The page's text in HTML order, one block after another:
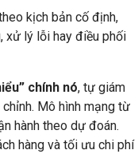
kịch bản cố định,
xử lý lỗi hay điều phối
chính nó, tự giám
Mô hình mạng từ
hành theo dự đoán.
hàng và tối ưu chi phí